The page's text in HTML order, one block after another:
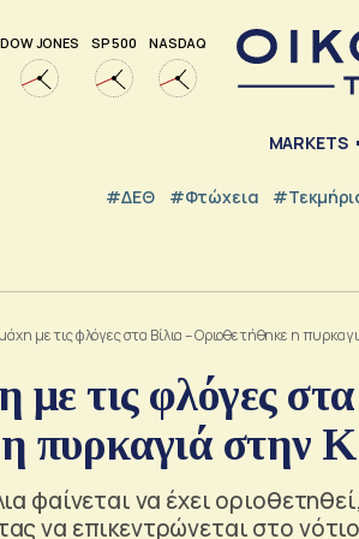
DOW JONES SP 500 NASDAQ
MARKETS
#ΔΕΘ #Φτώχεια
με τις φλόγες στα Βίλια – Οριοθετήθηκε η
με τις φλόγες
πυρκαγιά στην
φαίνεται να έχει
να επικεντρώνεται στο